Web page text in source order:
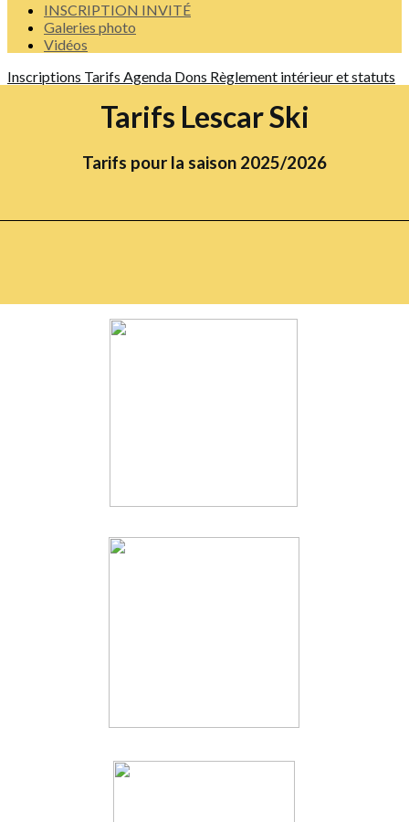
INSCRIPTION INVITÉ
Galeries photo
Vidéos
Inscriptions Tarifs Agenda Dons Règlement intérieur et statuts
Tarifs Lescar Ski
Tarifs pour la saison 2025/2026